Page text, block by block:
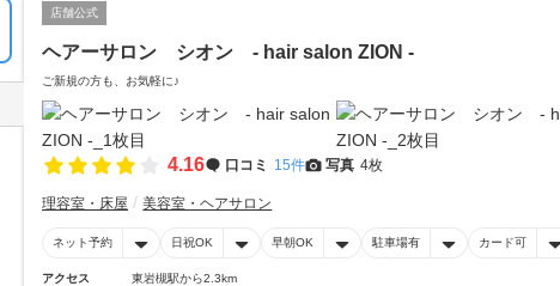
店舗公式
ヘアーサロン シオン - hair salon ZION -
ご新規の方も、お気軽に♪
4.16 口コミ 15件 写真 4枚
理容室・床屋 美容室・ヘアサロン
ネット予約 日祝OK 早朝OK 駐車場有 カード可
アクセス
東岩槻駅から2.3km